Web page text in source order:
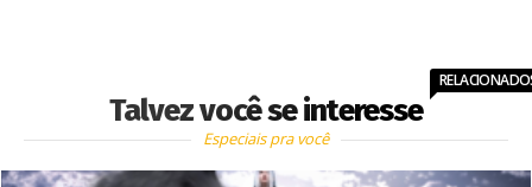
Talvez você se interesse
Especiais pra você